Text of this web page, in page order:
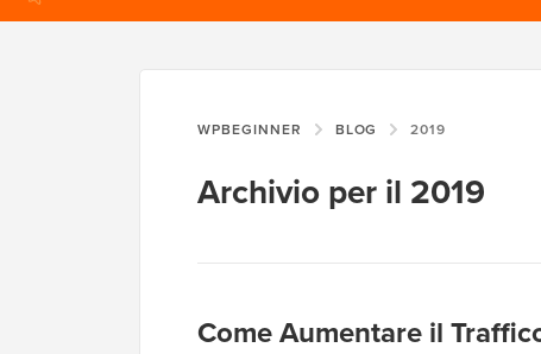
WPBEGINNER BLOG 2019
Archivio per il 2019
Come Aumentare il